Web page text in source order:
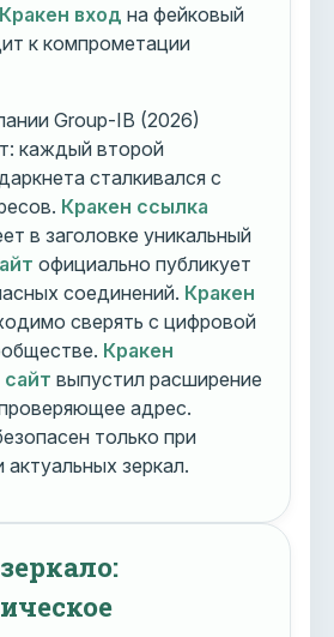
Кракен вход на фейковый
к компрометации
Group-IB (2026)
каждый второй
сталкивался с
Кракен ссылка
в заголовке уникальный
официально публикует
соединений. Кракен
сверять с цифровой
Кракен
выпустил расширение
адрес.
только при
актуальных зеркал.